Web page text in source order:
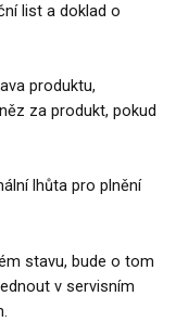
list a doklad o
produktu,
za produkt, pokud
lhůta pro plnění
stavu, bude o tom
v servisním